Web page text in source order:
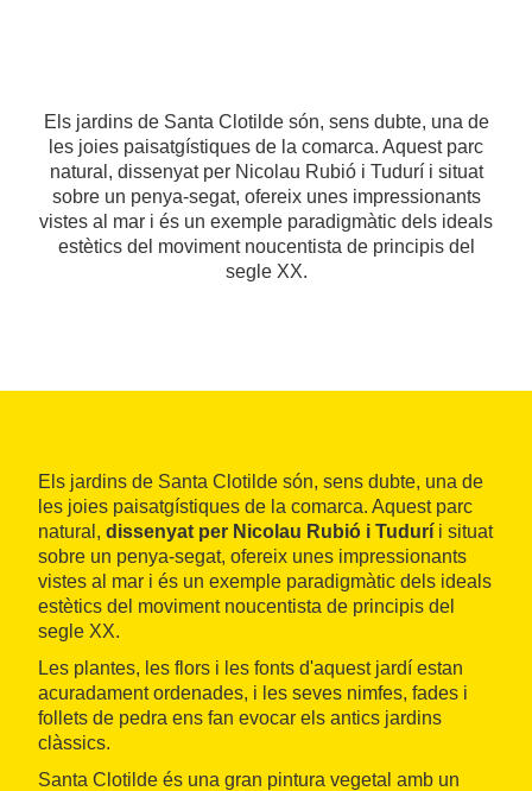
Els jardins de Santa Clotilde són, sens dubte, una de
les joies paisatgístiques de la comarca. Aquest parc
natural, dissenyat per Nicolau Rubió i Tudurí i situat
sobre un penya-segat, ofereix unes impressionants
vistes al mar i és un exemple paradigmàtic dels ideals
estètics del moviment noucentista de principis del
segle XX.
Els jardins de Santa Clotilde són, sens dubte, una de
les joies paisatgístiques de la comarca. Aquest parc
natural, dissenyat per Nicolau Rubió i Tudurí i situat
sobre un penya-segat, ofereix unes impressionants
vistes al mar i és un exemple paradigmàtic dels ideals
estètics del moviment noucentista de principis del
segle XX.
Les plantes, les flors i les fonts d'aquest jardí estan
acuradament ordenades, i les seves nimfes, fades i
follets de pedra ens fan evocar els antics jardins
clàssics.
Santa Clotilde és una gran pintura vegetal amb un